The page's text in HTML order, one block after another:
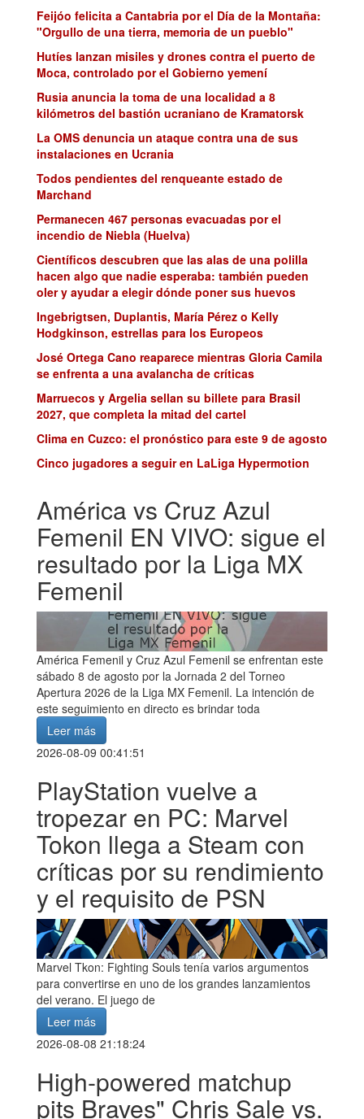
Feijóo felicita a Cantabria por el Día de la Montaña:
"Orgullo de una tierra, memoria de un pueblo"
Hutíes lanzan misiles y drones contra el puerto de
Moca, controlado por el Gobierno yemení
Rusia anuncia la toma de una localidad a 8
kilómetros del bastión ucraniano de Kramatorsk
La OMS denuncia un ataque contra una de sus
instalaciones en Ucrania
Todos pendientes del renqueante estado de
Marchand
Permanecen 467 personas evacuadas por el
incendio de Niebla (Huelva)
Científicos descubren que las alas de una polilla
hacen algo que nadie esperaba: también pueden
oler y ayudar a elegir dónde poner sus huevos
Ingebrigtsen, Duplantis, María Pérez o Kelly
Hodgkinson, estrellas para los Europeos
José Ortega Cano reaparece mientras Gloria Camila
se enfrenta a una avalancha de críticas
Marruecos y Argelia sellan su billete para Brasil
2027, que completa la mitad del cartel
Clima en Cuzco: el pronóstico para este 9 de agosto
Cinco jugadores a seguir en LaLiga Hypermotion
América vs Cruz Azul
Femenil EN VIVO: sigue el
resultado por la Liga MX
Femenil
América Femenil y Cruz Azul Femenil se enfrentan este
sábado 8 de agosto por la Jornada 2 del Torneo
Apertura 2026 de la Liga MX Femenil. La intención de
este seguimiento en directo es brindar toda
Leer más
2026-08-09 00:41:51
PlayStation vuelve a
tropezar en PC: Marvel
Tokon llega a Steam con
críticas por su rendimiento
y el requisito de PSN
Marvel Tkon: Fighting Souls tenía varios argumentos
para convertirse en uno de los grandes lanzamientos
del verano. El juego de
Leer más
2026-08-08 21:18:24
High-powered matchup
pits Braves" Chris Sale vs.